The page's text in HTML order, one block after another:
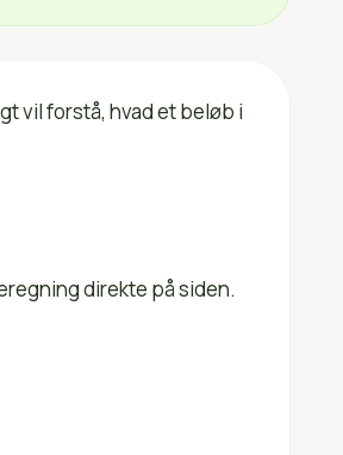
vil forstå, hvad et beløb i
direkte på siden.